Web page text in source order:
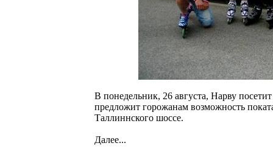
В понедельник, 26 августа, Нарву
предложит горожанам возможность
Таллиннского шоссе.
Далее...